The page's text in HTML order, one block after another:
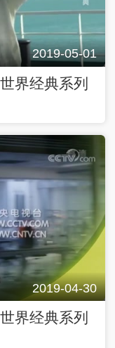
2019-05-01
界经典系列
2019-04-30
界经典系列